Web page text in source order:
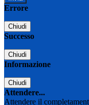
Errore
Chiudi
Successo
Chiudi
Informazione
Chiudi
Attendere...
Attendere il